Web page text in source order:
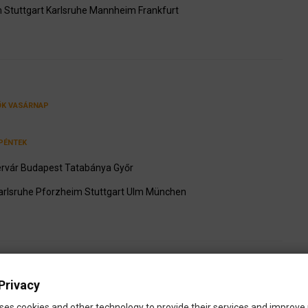
Stuttgart Karlsruhe Mannheim Frankfurt
VASÁRNAP
PÉNTEK
BudapestTatabánya Győr
Pforzheim Stuttgart Ulm München